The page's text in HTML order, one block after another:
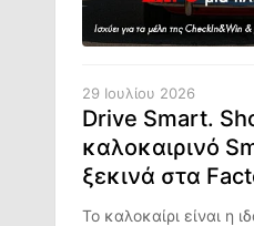
29 Ιουλίου 2026
Drive Smart.
καλοκαιρινό
ξεκινά στα
Το καλοκαίρι είναι η